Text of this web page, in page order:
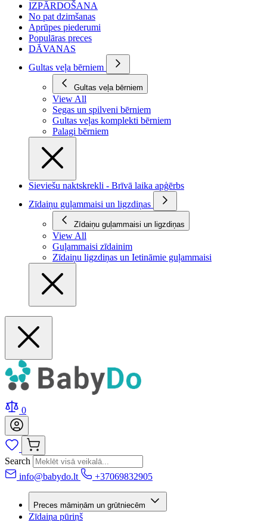
IZPĀRDOŠANA
No pat dzimšanas
Aprūpes piederumi
Populāras preces
DĀVANAS
Gultas veļa bērniem
Gultas veļa bērniem
View All
Segas un spilveni bērniem
Gultas veļas komplekti bērniem
Palagi bērniem
Sieviešu naktskrekli - Brīvā laika apģērbs
Zīdaiņu guļammaisi un ligzdiņas
Zīdaiņu guļammaisi un ligzdiņas
View All
Guļammaisi zīdainim
Zīdaiņu ligzdiņas un Ietināmie guļammaisi
0
Search
info@babydo.lt
+37069832905
Preces māmiņām un grūtniecēm
Zīdaiņa pūriņš